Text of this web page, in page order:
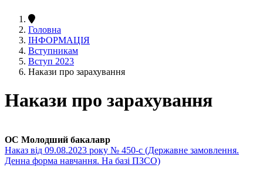
Головна
ІНФОРМАЦІЯ
Вступникам
Вступ 2023
Накази про зарахування
Накази про зарахування
ОC Молодший бакалавр
Наказ від 09.08.2023 року № 450-с (Державне замовлення.
Денна форма навчання. На базі ПЗСО)